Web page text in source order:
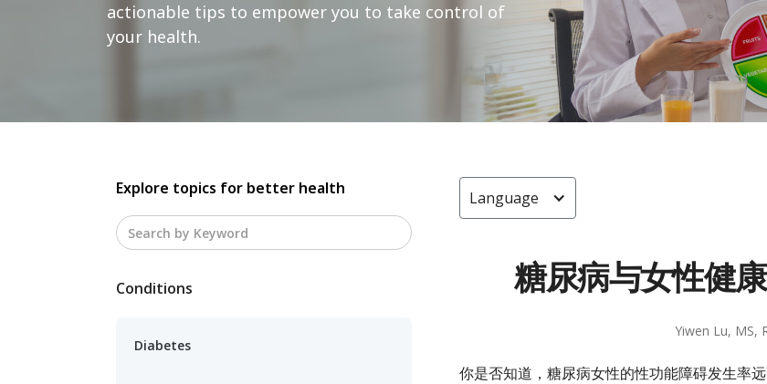
actionable tips to empower you to take control of
your health.
Explore topics for better health
Conditions
Diabetes
Language
糖尿病与女性健
Yiwen Lu, MS,
你是否知道，糖尿病女性的性功能障碍发生率